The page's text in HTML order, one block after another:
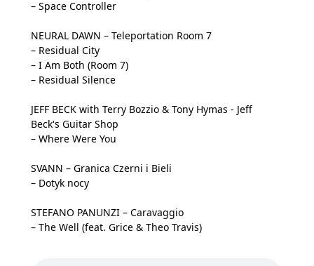
– Space Controller
NEURAL DAWN – Teleportation Room 7
– Residual City
– I Am Both (Room 7)
– Residual Silence
JEFF BECK with Terry Bozzio & Tony Hymas - Jeff
Beck's Guitar Shop
– Where Were You
SVANN – Granica Czerni i Bieli
– Dotyk nocy
STEFANO PANUNZI – Caravaggio
– The Well (feat. Grice & Theo Travis)